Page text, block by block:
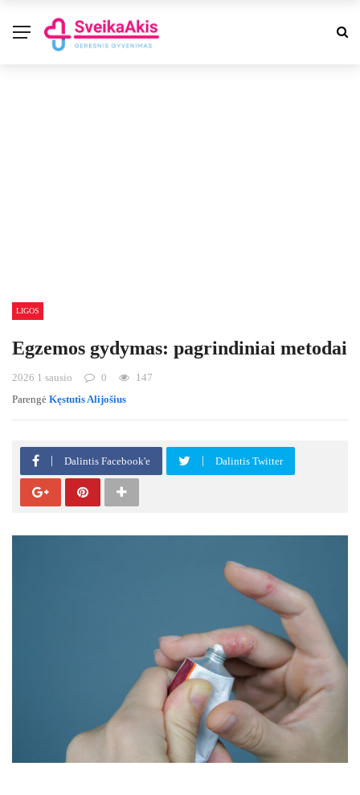
LIGOS
Egzemos gydymas: pagrindiniai metodai
2026 1 sausio 0
147
Parengė Kęstutis Alijošius
Dalintis Facebook'e Dalintis Twitter